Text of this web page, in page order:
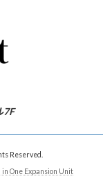
7F
Reserved.
in One Expansion Unit